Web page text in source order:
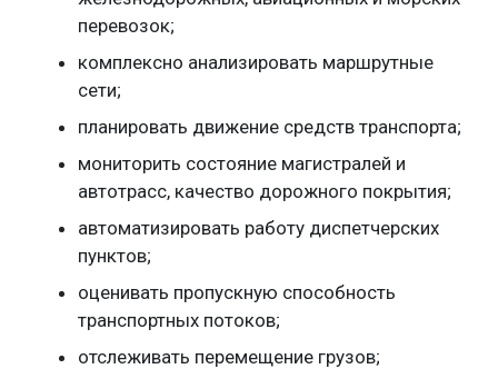
перевозок;
комплексно анализировать маршрутные
сети;
планировать движение средств транспорта;
мониторить состояние магистралей и
автотрасс, качество дорожного покрытия;
автоматизировать работу диспетчерских
пунктов;
оценивать пропускную способность
транспортных потоков;
отслеживать перемещение грузов;